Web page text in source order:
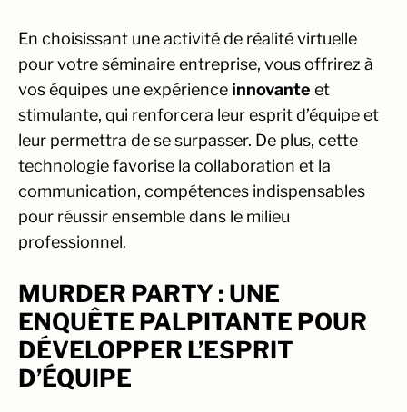
En choisissant une activité de réalité virtuelle
pour votre séminaire entreprise, vous offrirez à
vos équipes une expérience innovante et
stimulante, qui renforcera leur esprit d’équipe et
leur permettra de se surpasser. De plus, cette
technologie favorise la collaboration et la
communication, compétences indispensables
pour réussir ensemble dans le milieu
professionnel.
MURDER PARTY : UNE
ENQUÊTE PALPITANTE POUR
DÉVELOPPER L’ESPRIT
D’ÉQUIPE